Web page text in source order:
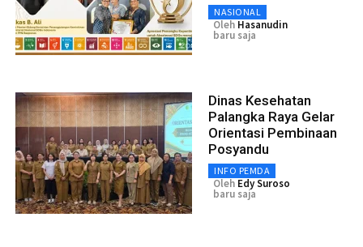
NASIONAL
Oleh Hasanudin
baru saja
Dinas Kesehatan
Palangka Raya Gelar
Orientasi Pembinaan
Posyandu
INFO PEMDA
Oleh Edy Suroso
baru saja